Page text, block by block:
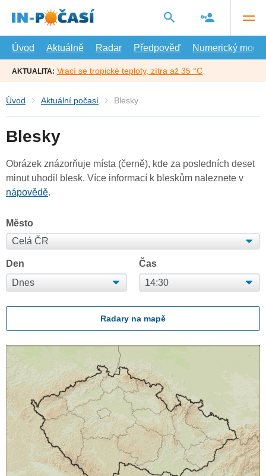
hlavní
Úvod
Aktuálně Radar Předpověď Numerický model
AKTUALITA: Vrací se tropické teploty, zítra až 35 °C
Úvod Aktuální počasí Blesky
Blesky
Obrázek znázorňuje místa (černě), kde za posledních deset
minut uhodil blesk. Více informací k bleskům naleznete v
nápovědě.
Město
Den Čas
Radary na mapě